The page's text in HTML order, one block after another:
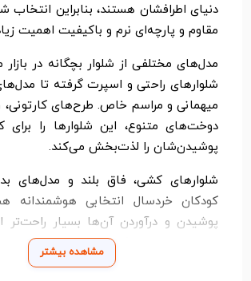
دنیای اطرافشان هستند، بنابراین انتخاب
مقاوم و پارچه‌ای نرم و باکیفیت اهمیت
مدل‌های مختلفی از شلوار بچگانه در
شلوارهای راحتی و اسپرت گرفته تا
میهمانی و مراسم خاص. طرح‌های
دوخت‌های متنوع، این شلوارها را
پوشیدن‌شان را لذت‌بخش می‌کند.
شلوارهای کشی، فاق بلند و مدل‌های
کودکان خردسال انتخابی هوشمندانه
پوشیدن و درآوردن آن‌ها بسیار
شلوارهای جین و کتان با برش استاندارد
مدرسه یا بیرون‌رفت‌های روزانه کاملاً
مشاهده بیشتر